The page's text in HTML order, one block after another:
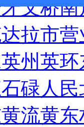
叉桥
拉市营
州英
碌人
流黄